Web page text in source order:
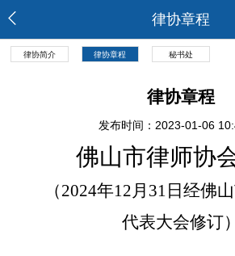
律协章程
律协简介 律协章程 秘书处
律协章程
发布时间：2023-01-06
佛山市律师协
（2024年12月31日经佛
代表大会修订）